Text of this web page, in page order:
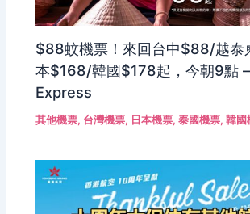
$88蚊機票！來回台中$88/越泰
本$168/韓國$178起，今朝9點
Express
其他機票, 台灣機票, 日本機票,泰國機票,韓國